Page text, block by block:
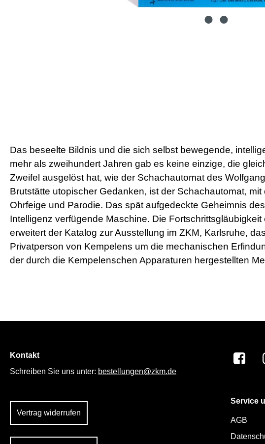
Das beseelte Bildnis und die sich selbst bewegende,
mehr als zweihundert Jahren gab es keine einzige, die
Zweifel ausgelöst hat, wie der Schachautomat des
Brutstätte utopischer Gedanken, ist der Schachautomat,
Ohrfeige und Parodie. Das spät aufgedeckte Geheimnis
Intelligenz verfügende Maschine. Die
erweitert der Katalog zur Ausstellung im ZKM, Karlsruhe,
Privatperson von Kempelens um die mechanischen
der durch die Kempelenschen Apparaturen hergestellten
Kontakt
Schreiben Sie uns unter: bestellungen@zkm.de
Vertrag widerrufen
Service
AGB